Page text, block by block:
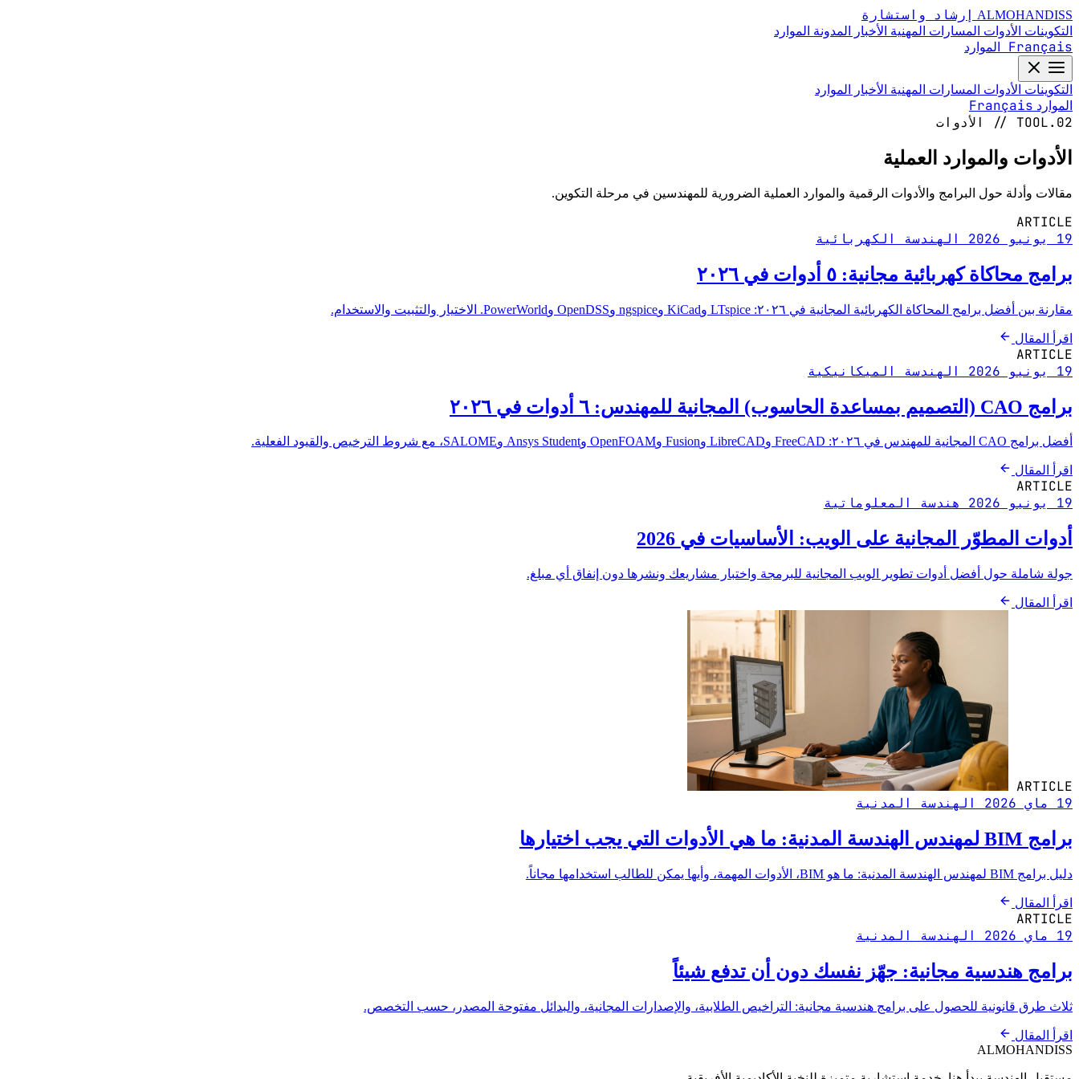
ALMOHANDISS إرشاد واستشارة
التكوينات الأدوات المسارات المهنية الأخبار المدونة الموارد
Français الموارد
التكوينات الأدوات المسارات المهنية الأخبار
الموارد
الموارد Français
TOOL.02 // الأدوات
الأدوات والموارد العملية
مقالات وأدلة حول البرامج والأدوات الرقمية والموارد العملية الضرورية للمهندسين في مرحلة التكوين.
ARTICLE
19 يونيو 2026
الهندسة الكهربائية
برامج محاكاة كهربائية مجانية: ٥ أدوات في ٢٠٢٦
مقارنة بين أفضل برامج المحاكاة الكهربائية المجانية في ٢٠٢٦: LTspice وKiCad وngspice وOpenDSS وPowerWorld. الاختيار والتثبيت والاستخدام.
اقرأ المقال
ARTICLE
19 يونيو 2026
الهندسة الميكانيكية
برامج CAO (التصميم بمساعدة الحاسوب) المجانية للمهندس: ٦ أدوات في ٢٠٢٦
أفضل برامج CAO المجانية للمهندس في ٢٠٢٦: FreeCAD وLibreCAD وFusion وOpenFOAM وAnsys Student وSALOME، مع شروط الترخيص والقيود الفعلية.
اقرأ المقال
ARTICLE
19 يونيو 2026
هندسة المعلوماتية
أدوات المطوّر المجانية على الويب: الأساسيات في 2026
جولة شاملة حول أفضل أدوات تطوير الويب المجانية للبرمجة واختبار مشاريعك ونشرها دون إنفاق أي مبلغ.
اقرأ المقال
ARTICLE
19 ماي 2026
الهندسة المدنية
برامج BIM لمهندس الهندسة المدنية: ما هي الأدوات التي يجب اختيارها
دليل برامج BIM لمهندس الهندسة المدنية: ما هو BIM، الأدوات المهمة، وأيها يمكن للطالب استخدامها مجاناً.
اقرأ المقال
ARTICLE
19 ماي 2026
الهندسة المدنية
برامج هندسية مجانية: جهّز نفسك دون أن تدفع شيئاً
ثلاث طرق قانونية للحصول على برامج هندسية مجانية: التراخيص الطلابية، والإصدارات المجانية، والبدائل مفتوحة المصدر، حسب التخصص.
اقرأ المقال
ALMOHANDISS